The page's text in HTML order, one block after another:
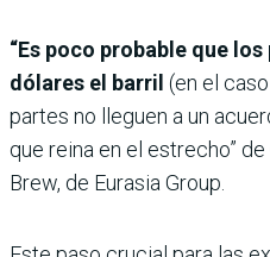
“Es poco probable que
dólares el barril (en el
partes no lleguen a un
que reina en el estrecho”
Brew, de Eurasia Group.